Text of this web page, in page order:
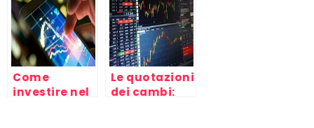
Come
investire nel
Le quotazioni
dei cambi: